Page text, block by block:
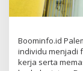
Boominfo.id
individu menjadi
kerja serta